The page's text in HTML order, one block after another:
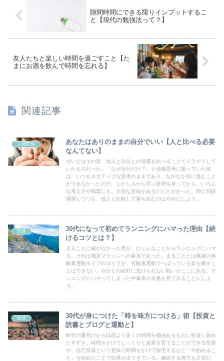
隙間時間にできる限りインプットするこ
と【現代の勉強法って？】
友人たちと楽しい時間を過ごすこと【た
まにお酒を飲んで時間を忘れる】
関連記事
人間関係
あなたはありのままの自分でいい【人と比べる必要
なんてない】
せいじはその昔、他人と自分との境遇を比べることでイライラして
いたものだった。「なぜ自分だけ？」と他責思考に陥っていた彼
は、いつもネガティブな思考のままであり、なかなか前に進むこと
ができなかったのだ。しかし人から学ぶ姿勢を持ってから、いろん
な考え方や職業にも、大切な意味があるのだとわかった。時に切磋
琢磨しつつも、他人と比較して落ち込むのはやめにしよう。
投資
30代になって初めてランニングにハマった理由【続
けるコツとは？】
走ることに縁がなかった男が、ひょんなことからランニングにハマ
る。それは職員マラソンへの参加であった。走ることとは無縁の無
酸素運動タイプのゴリラが、有酸素運動でへばっている姿を晒すこ
とはできない。自分との絶対に負けられない戦いがここにある。ラ
ンニングにハマってしまった中毒者の末路を見てみることにしよ
う。
投資
30代が身につけた「時を味方につける」術【投資と
読書とブログと運動と】
昨年の夏明けから以前より多くの時間を価値あるものに投資し始め
たすずき。時間をかけてじっくりと資産を育てることができる投資
や、自己投資という意味で時間をかけて脱毛するなど「今始めるこ
と」を始めたことで効果が出てきている。継続する努力も大切だ